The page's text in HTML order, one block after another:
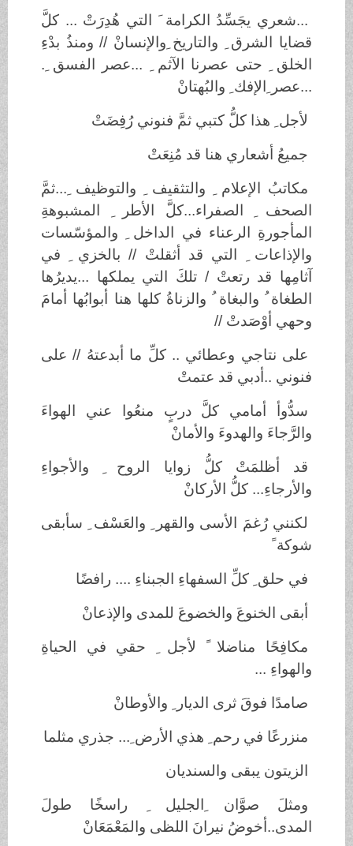
...شعري يجَسِّدُ الكرامة َ التي هُدِرَتْ ... كلَّ
قضايا الشرق ِ والتاريخ ِوالإنسانْ // ومنذُ بدْءِ
الخلق ِ حتى عصرنا الآثم ِ ...عصر الفسق ِ.
...عصر ِالإفك ِ والبُهتانْ
لأجل ِ هذا كلُّ كتبي ثمَّ فنوني رُفِضَتْ
جميعُ أشعاري هنا قد مُنِعَتْ
مكاتبُ الإعلام ِ والتثقيف ِ والتوظيف ِ...ثمَّ
الصحف ِ الصفراء...كلَّ الأطر ِ المشبوهةِ
المأجورةِ الرعناء في الداخل ِ والمؤسّسات
والإذاعات ِ التي قد أثقلتْ // بالخزي ِ في
آثامِها قد رتعتْ / تلكَ التي يملكها ...يديرُها
الطغاة ُ والبغاة ُ والزناةُ كلها هنا أبوابُها أمامَ
وحهي أوْصَدتْ //
على نتاجي وعطائي .. كلِّ ما أبدعتهُ // على
فنوني ..أدبي قد عتمتْ
سدُّوأ أمامي كلَّ دربٍ منعُوا عني الهواءَ
والرَّجاءَ والهدوءَ والأمانْ
قد أظلمَتْ كلُّ زوايا الروح ِ والأجواءِ
والأرجاءِ... كلُّ الأركانْ
لكنني رُغمَ الأسى والقهر ِ والعَسْف ِ سأبقى
شوكة ً
في حلق ِ كلِّ السفهاءِ الجبناءِ .... رافضًا
أبقى الخنوعَ والخضوعَ للمدى والإذعانْ
مكافِحًا مناضلا ً لأجل ِ حقي في الحياةِ
والهواءِ ...
صامدًا فوقَ ثرى الديار ِ والأوطانْ
منزرعًا في رحم ِ هذي الأرض ِ... جذري مثلما
الزيتون يبقى والسنديان
ومثلَ صوَّان ِالجليل ِ راسخًا طولَ
المدى..أخوضُ نيرانَ اللظى والمَعْمَعَانْ